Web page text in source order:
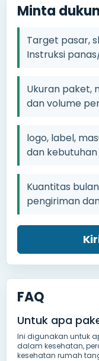
Minta
Target pasar,
Instruksi
Ukuran paket,
dan volume
logo, label,
dan
Kuantitas
pengiriman
FAQ
Untuk apa
Ini digunakan untuk
dalam kesehatan,
kesehatan rumah